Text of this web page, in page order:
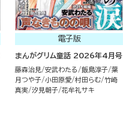
電子版
まんがグリム童話 2026年4月号
藤森治見 安武わたる 飯島淳子 葉
月つや子 小田原愛 村田らむ 竹崎
真実 汐見朝子 花牟礼サキ